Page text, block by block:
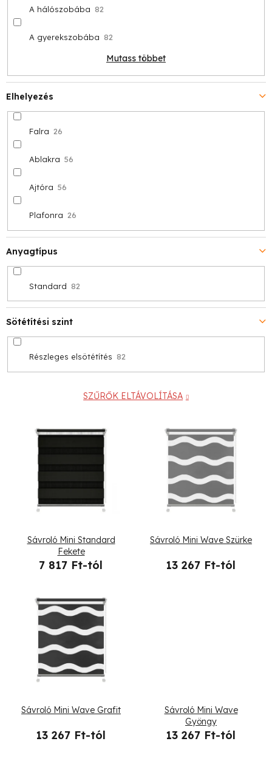
A hálószobába 82
A gyerekszobába 82
Mutass többet
Elhelyezés
Falra 26
Ablakra 56
Ajtóra 56
Plafonra 26
Anyagtípus
Standard 82
Sötétítési szint
Részleges elsötétítés 82
SZŰRŐK ELTÁVOLÍTÁSA
Sávroló Mini Standard
Fekete
7 817 Ft-tól
Sávroló Mini Wave Szürke
13 267 Ft-tól
Sávroló Mini Wave Grafit
13 267 Ft-tól
Sávroló Mini Wave
Gyöngy
13 267 Ft-tól